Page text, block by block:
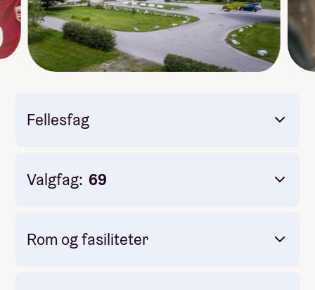
Fellesfag
Livsmestring
Valgfag: 69
Rom og fasiliteter